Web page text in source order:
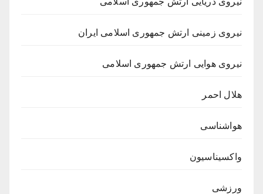
نیروی زمینی ارتش جمهوری اسلامی ایران
نیروی هوایی ارتش جمهوری اسلامی
هلال احمر
هواشناسی
واکسیناسیون
ورزشی